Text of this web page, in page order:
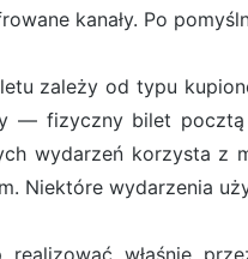
kanały. Po
zależy od typu
— fizyczny bilet
wydarzeń korzysta
Niektóre wydarzenia